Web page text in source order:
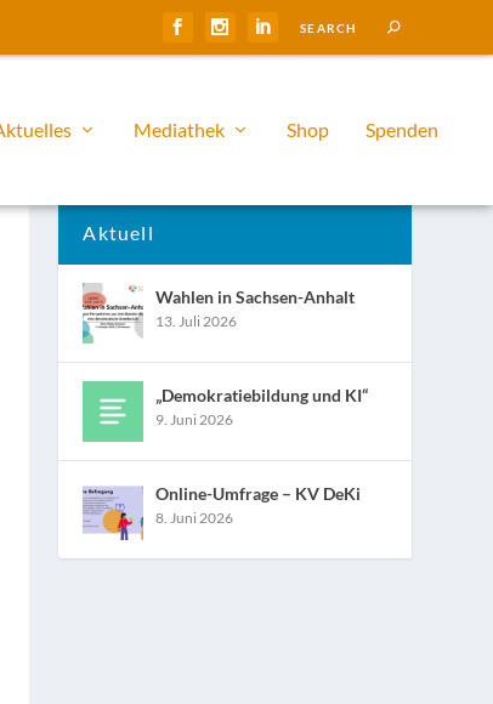
Mediathek Shop Spenden
Aktuell
Wahlen in Sachsen-Anhalt
13. Juli 2026
„Demokratiebildung und KI“
9. Juni 2026
Online-Umfrage – KV DeKi
8. Juni 2026